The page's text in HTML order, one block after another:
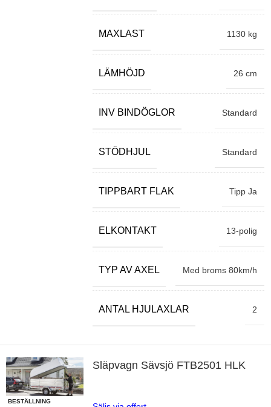
MAXLAST 1130 kg
LÄMHÖJD 26 cm
INV BINDÖGLOR Standard
STÖDHJUL Standard
TIPPBART FLAK Tipp Ja
ELKONTAKT 13-polig
TYP AV AXEL Med broms 80km/h
ANTAL HJULAXLAR 2
BESTÄLLNING
Släpvagn Sävsjö FTB2501 HLK